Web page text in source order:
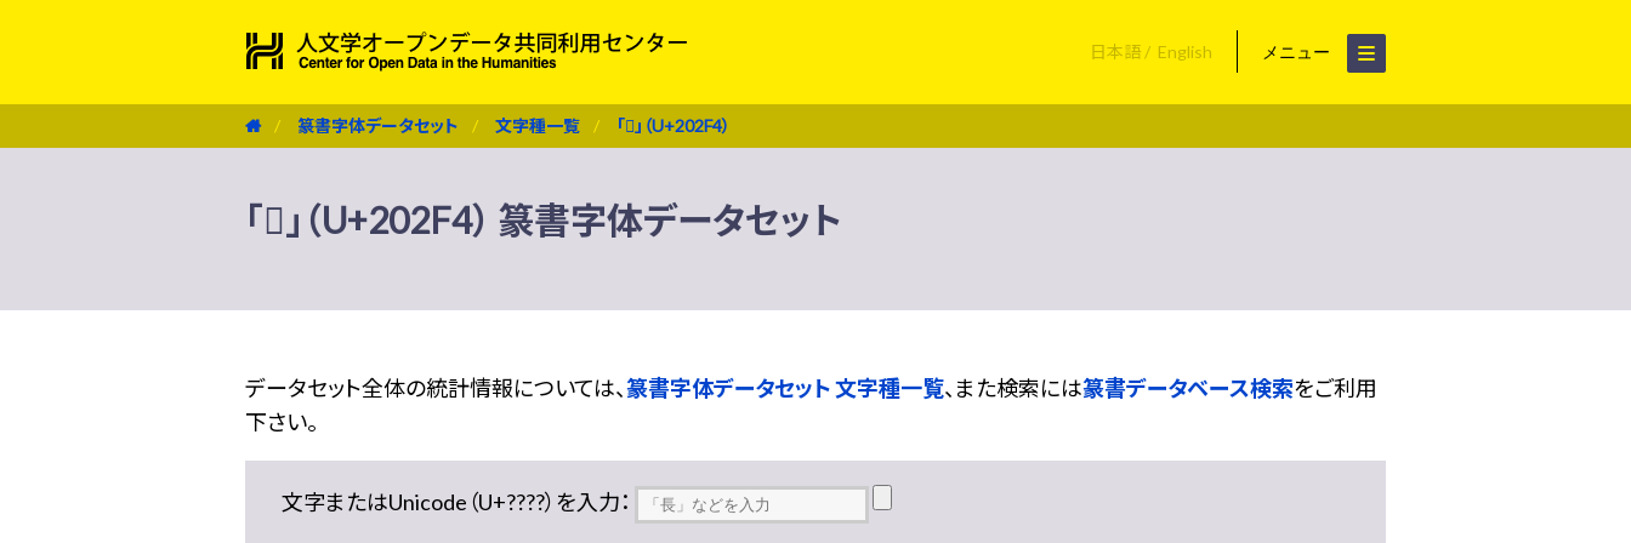
日本語 English メニュー
篆書字体データセット 文字種一覧 「𠋴」（U+202F4）
「𠋴」（U+202F4） 篆書字体データセット
データセット全体の統計情報については、篆書字体データセット 文字種一覧、また検索には篆書データベース検索をご利用
下さい。
文字またはUnicode（U+????）を入力：